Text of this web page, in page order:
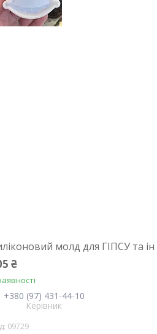
молд для ГІПСУ та
₴
+380 (97) 431-44-10
Керівник
09729